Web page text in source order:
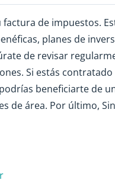
de impuestos.
planes de
de revisar
Si estás
beneficiarte de
de área. Por último,